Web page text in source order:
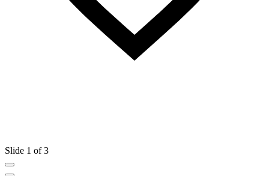
Slide 1 of 3